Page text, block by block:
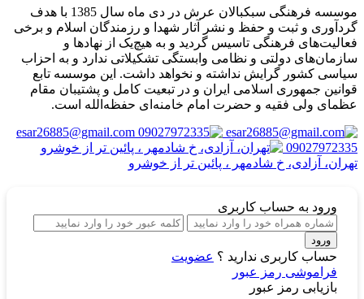
موسسه فرهنگی سبکبالان عرش در دی ماه سال 1385 با هدف
گردآوری و ثبت و حفظ و نشر آثار شهدا و رزمندگان اسلام و برخی
فعالیت‌های فرهنگی تاسیس گردید و به هیچ‌یک از نهادها و
سازمان‌های دولتی و نظامی وابستگی تشکیلاتی ندارد و به احزاب
سیاسی کشور گرایش نداشته و نخواهد داشت. این موسسه تابع
قوانین جمهوری اسلامی ایران و در تبعیت کامل و پشتیبان مقام
عظمای ولی فقیه و حضرت امام خامنه‌ای حفظه‌الله است.
esar26885@gmail.com
09027972335
تهران، آزادی، خ شادمهر ، پائین تر از خوشرو
ورود به حساب کاربری
ورود
حساب کاربری ندارید ؟ عضویت
فراموشی رمز عبور
بازیابی رمز عبور